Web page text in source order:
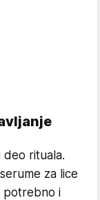
deo rituala.
za lice
potrebno i